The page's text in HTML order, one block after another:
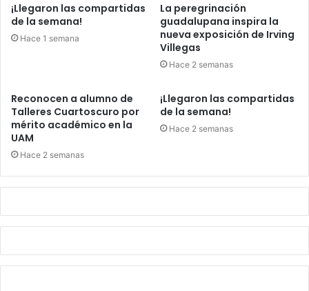
¡Llegaron las compartidas
de la semana!
Hace 1 semana
La peregrinación
guadalupana inspira la
nueva exposición de Irving
Villegas
Hace 2 semanas
Reconocen a alumno de
Talleres Cuartoscuro por
mérito académico en la
UAM
Hace 2 semanas
¡Llegaron las compartidas
de la semana!
Hace 2 semanas